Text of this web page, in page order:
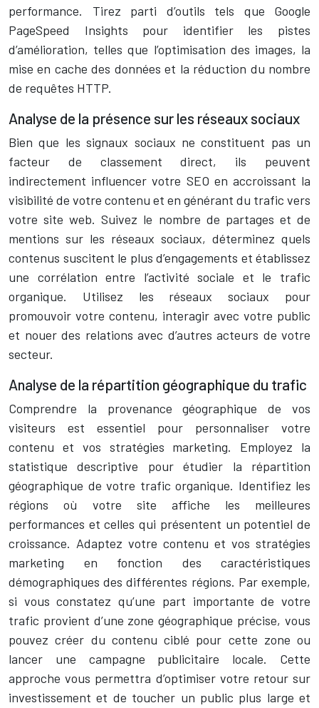
performance. Tirez parti d’outils tels que Google
PageSpeed Insights pour identifier les pistes
d’amélioration, telles que l’optimisation des images, la
mise en cache des données et la réduction du nombre
de requêtes HTTP.
Analyse de la présence sur les réseaux sociaux
Bien que les signaux sociaux ne constituent pas un
facteur de classement direct, ils peuvent
indirectement influencer votre SEO en accroissant la
visibilité de votre contenu et en générant du trafic vers
votre site web. Suivez le nombre de partages et de
mentions sur les réseaux sociaux, déterminez quels
contenus suscitent le plus d’engagements et établissez
une corrélation entre l’activité sociale et le trafic
organique. Utilisez les réseaux sociaux pour
promouvoir votre contenu, interagir avec votre public
et nouer des relations avec d’autres acteurs de votre
secteur.
Analyse de la répartition géographique du trafic
Comprendre la provenance géographique de vos
visiteurs est essentiel pour personnaliser votre
contenu et vos stratégies marketing. Employez la
statistique descriptive pour étudier la répartition
géographique de votre trafic organique. Identifiez les
régions où votre site affiche les meilleures
performances et celles qui présentent un potentiel de
croissance. Adaptez votre contenu et vos stratégies
marketing en fonction des caractéristiques
démographiques des différentes régions. Par exemple,
si vous constatez qu’une part importante de votre
trafic provient d’une zone géographique précise, vous
pouvez créer du contenu ciblé pour cette zone ou
lancer une campagne publicitaire locale. Cette
approche vous permettra d’optimiser votre retour sur
investissement et de toucher un public plus large et